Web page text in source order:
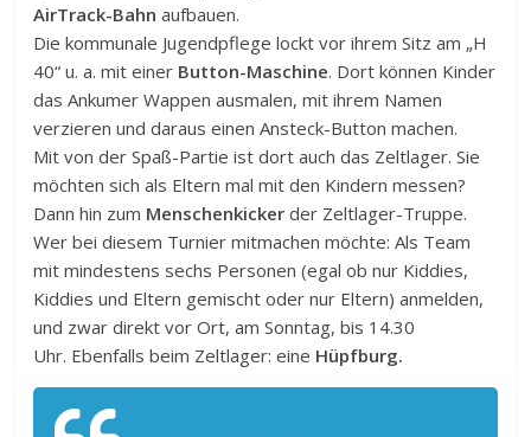
AirTrack-Bahn aufbauen.
Die kommunale Jugendpflege lockt vor ihrem Sitz am „H
40“ u. a. mit einer Button-Maschine. Dort können Kinder
das Ankumer Wappen ausmalen, mit ihrem Namen
verzieren und daraus einen Ansteck-Button machen.
Mit von der Spaß-Partie ist dort auch das Zeltlager. Sie
möchten sich als Eltern mal mit den Kindern messen?
Dann hin zum Menschenkickerder Zeltlager-Truppe.
Wer bei diesem Turnier mitmachen möchte: Als Team
mit mindestens sechs Personen (egal ob nur Kiddies,
Kiddies und Eltern gemischt oder nur Eltern) anmelden,
und zwar direkt vor Ort, am Sonntag, bis 14.30
Uhr. Ebenfalls beim Zeltlager: eine Hüpfburg.